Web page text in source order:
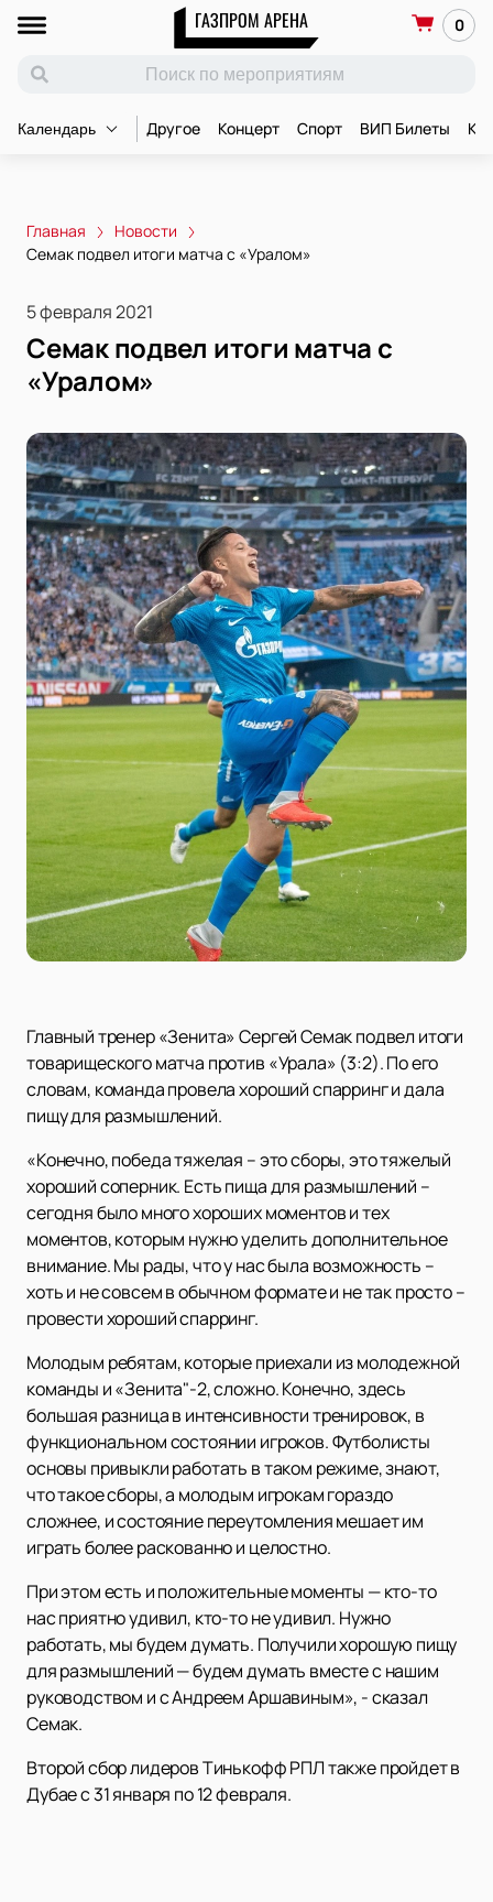
ГАЗПРОМ АРЕНА 0
Календарь Другое Концерт Спорт ВИП Билеты
Главная
Новости
Семак подвел итоги матча с «Уралом»
5 февраля 2021
Семак подвел итоги матча с
«Уралом»
Главный тренер «Зенита» Сергей Семак подвел итоги
товарищеского матча против «Урала» (3:2). По его
словам, команда провела хороший спарринг и дала
пищу для размышлений.
«Конечно, победа тяжелая – это сборы, это тяжелый
хороший соперник. Есть пища для размышлений –
сегодня было много хороших моментов и тех
моментов, которым нужно уделить дополнительное
внимание. Мы рады, что у нас была возможность –
хоть и не совсем в обычном формате и не так просто –
провести хороший спарринг.
Молодым ребятам, которые приехали из молодежной
команды и «Зенита"-2, сложно. Конечно, здесь
большая разница в интенсивности тренировок, в
функциональном состоянии игроков. Футболисты
основы привыкли работать в таком режиме, знают,
что такое сборы, а молодым игрокам гораздо
сложнее, и состояние переутомления мешает им
играть более раскованно и целостно.
При этом есть и положительные моменты — кто-то
нас приятно удивил, кто-то не удивил. Нужно
работать, мы будем думать. Получили хорошую пищу
для размышлений — будем думать вместе с нашим
руководством и с Андреем Аршавиным», - сказал
Семак.
Второй сбор лидеров Тинькофф РПЛ также пройдет в
Дубае с 31 января по 12 февраля.